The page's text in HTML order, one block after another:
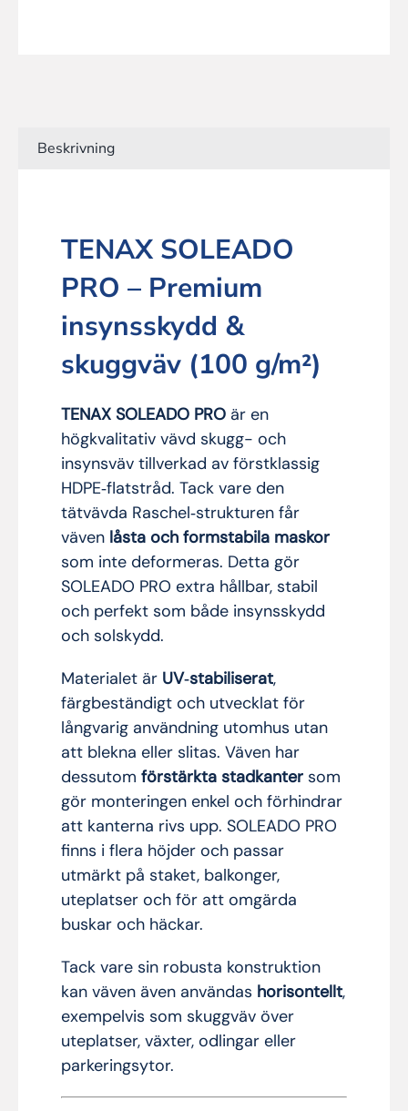
Beskrivning
TENAX SOLEADO
PRO – Premium
insynsskydd &
skuggväv (100 g/m²)
TENAX SOLEADO PRO är en
högkvalitativ vävd skugg- och
insynsväv tillverkad av förstklassig
HDPE‑flatstråd. Tack vare den
tätvävda Raschel‑strukturen får
väven låsta och formstabila maskor
som inte deformeras. Detta gör
SOLEADO PRO extra hållbar, stabil
och perfekt som både insynsskydd
och solskydd.
Materialet är UV‑stabiliserat,
färgbeständigt och utvecklat för
långvarig användning utomhus utan
att blekna eller slitas. Väven har
dessutomförstärkta stadkanter som
gör monteringen enkel och förhindrar
att kanterna rivs upp. SOLEADO PRO
finns i flera höjder och passar
utmärkt på staket, balkonger,
uteplatser och för att omgärda
buskar och häckar.
Tack vare sin robusta konstruktion
kan väven även användas horisontellt,
exempelvis som skuggväv över
uteplatser, växter, odlingar eller
parkeringsytor.